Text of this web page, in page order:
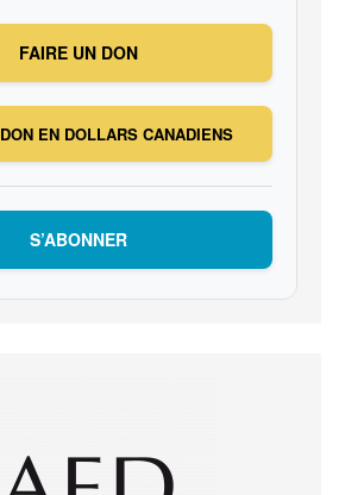
FAIRE UN DON
EN DOLLARS CANADIENS
S’ABONNER